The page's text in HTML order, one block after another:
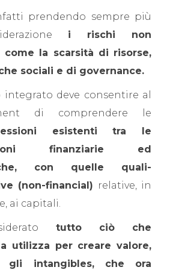
prendendo sempre più
i rischi non
come la scarsità di risorse,
sociali e di governance.
deve consentire al
di comprendere le
esistenti tra le
finanziarie ed
con quelle quali-
(non-financial) relative, in
ai capitali.
tutto ciò che
utilizza per creare valore,
gli intangibles, che ora